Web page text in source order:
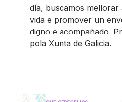
día, buscamos mellorar
vida e promover un
digno e acompañado.
pola Xunta de Galicia.